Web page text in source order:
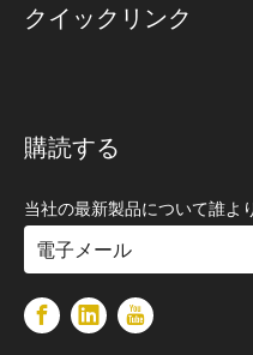
クイックリンク
購読する
当社の最新製品について誰よ